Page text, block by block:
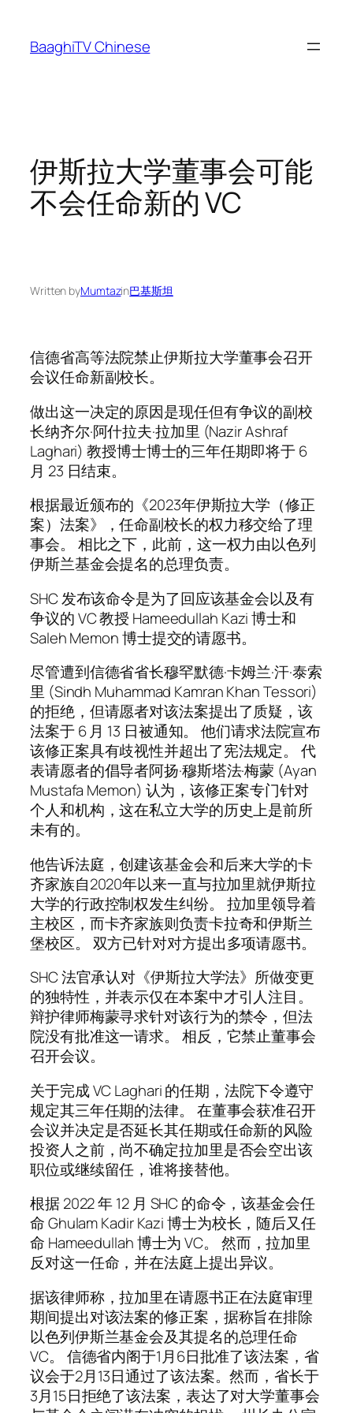
content
BaaghiTV Chinese
伊斯拉大学董事会可能
不会任命新的 VC
Written byMumtazin巴基斯坦
信德省高等法院禁止伊斯拉大学董事会召开
会议任命新副校长。
做出这一决定的原因是现任但有争议的副校
长纳齐尔·阿什拉夫·拉加里 (Nazir Ashraf
Laghari) 教授博士博士的三年任期即将于 6
月 23 日结束。
根据最近颁布的《2023年伊斯拉大学（修正
案）法案》，任命副校长的权力移交给了理
事会。 相比之下，此前，这一权力由以色列
伊斯兰基金会提名的总理负责。
SHC 发布该命令是为了回应该基金会以及有
争议的 VC 教授 Hameedullah Kazi 博士和
Saleh Memon 博士提交的请愿书。
尽管遭到信德省省长穆罕默德·卡姆兰·汗·泰索
里 (Sindh Muhammad Kamran Khan Tessori)
的拒绝，但请愿者对该法案提出了质疑，该
法案于 6 月 13 日被通知。 他们请求法院宣布
该修正案具有歧视性并超出了宪法规定。 代
表请愿者的倡导者阿扬·穆斯塔法·梅蒙 (Ayan
Mustafa Memon) 认为，该修正案专门针对
个人和机构，这在私立大学的历史上是前所
未有的。
他告诉法庭，创建该基金会和后来大学的卡
齐家族自2020年以来一直与拉加里就伊斯拉
大学的行政控制权发生纠纷。 拉加里领导着
主校区，而卡齐家族则负责卡拉奇和伊斯兰
堡校区。 双方已针对对方提出多项请愿书。
SHC 法官承认对《伊斯拉大学法》所做变更
的独特性，并表示仅在本案中才引人注目。
辩护律师梅蒙寻求针对该行为的禁令，但法
院没有批准这一请求。 相反，它禁止董事会
召开会议。
关于完成 VC Laghari 的任期，法院下令遵守
规定其三年任期的法律。 在董事会获准召开
会议并决定是否延长其任期或任命新的风险
投资人之前，尚不确定拉加里是否会空出该
职位或继续留任，谁将接替他。
根据 2022 年 12 月 SHC 的命令，该基金会任
命 Ghulam Kadir Kazi 博士为校长，随后又任
命 Hameedullah 博士为 VC。 然而，拉加里
反对这一任命，并在法庭上提出异议。
据该律师称，拉加里在请愿书正在法庭审理
期间提出对该法案的修正案，据称旨在排除
以色列伊斯兰基金会及其提名的总理任命
VC。 信德省内阁于1月6日批准了该法案，省
议会于2月13日通过了该法案。然而，省长于
3月15日拒绝了该法案，表达了对大学董事会